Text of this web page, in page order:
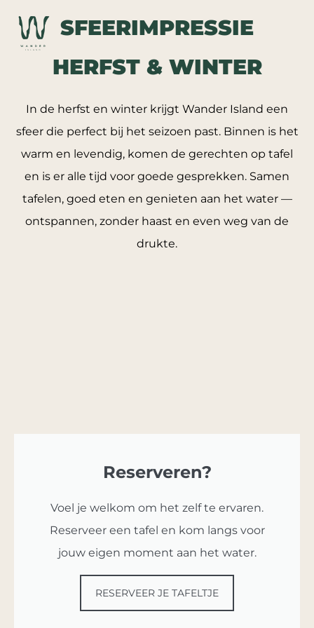
SFEERIMPRESSIE
HERFST & WINTER
In de herfst en winter krijgt Wander Island een
sfeer die perfect bij het seizoen past. Binnen is het
warm en levendig, komen de gerechten op tafel
en is er alle tijd voor goede gesprekken. Samen
tafelen, goed eten en genieten aan het water —
ontspannen, zonder haast en even weg van de
drukte.
Reserveren?
Voel je welkom om het zelf te ervaren.
Reserveer een tafel en kom langs voor
jouw eigen moment aan het water.
RESERVEER JE TAFELTJE